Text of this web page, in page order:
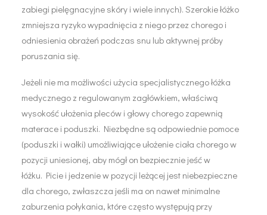
zabiegi pielęgnacyjne skóry i wiele innych). Szerokie łóżko
zmniejsza ryzyko wypadnięcia z niego przez chorego i
odniesienia obrażeń podczas snu lub aktywnej próby
poruszania się.
Jeżeli nie ma możliwości użycia specjalistycznego łóżka
medycznego z regulowanym zagłówkiem, właściwą
wysokość ułożenia pleców i głowy chorego zapewnią
materace i poduszki. Niezbędne są odpowiednie pomoce
(poduszki i wałki) umożliwiające ułożenie ciała chorego w
pozycji uniesionej, aby mógł on bezpiecznie jeść w
łóżku. Picie i jedzenie w pozycji leżącej jest niebezpieczne
dla chorego, zwłaszcza jeśli ma on nawet minimalne
zaburzenia połykania, które często występują przy